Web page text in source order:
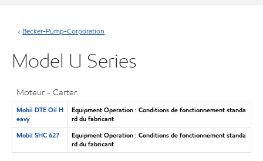
Becker-Pump-Corporation
Model U Series
Moteur - Carter
Mobil DTE Oil H
eavy
Equipment Operation : Conditions de fonctionnement standa
rd du fabricant
Mobil SHC 627
Equipment Operation : Conditions de fonctionnement standa
rd du fabricant